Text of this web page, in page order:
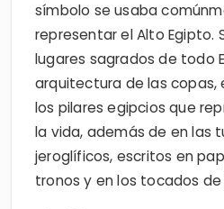
símbolo se usaba
representar el Alto Egipto.
lugares sagrados de todo
arquitectura de las copas,
los pilares egipcios que
la vida, además de en las
jeroglíficos, escritos en
tronos y en los tocados